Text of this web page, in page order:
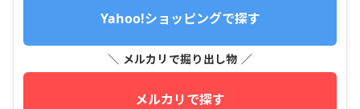
Yahoo!ショッピングで探す
＼ メルカリで掘り出し物 ／
メルカリで探す